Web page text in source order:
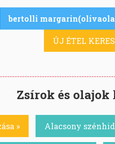
bertolli
ÚJ ÉTEL
Zsírok és olajok
» Alacsony